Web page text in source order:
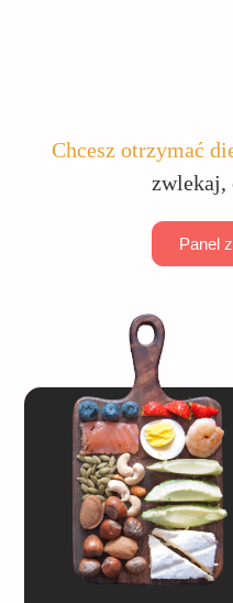
Chcesz otrzymać
zwlekaj,
Panel